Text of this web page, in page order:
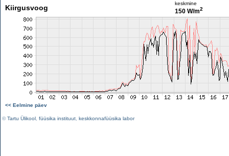
Kiirgusvoog
keskmine
150 W/m2
<< Eelmine päev
©Tartu Ülikool füüsika instituut keskkonnafüüsika labor